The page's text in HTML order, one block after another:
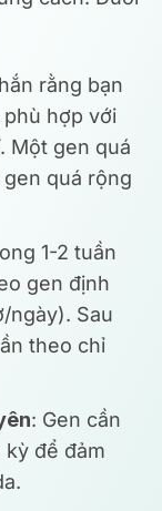
rằng bạn
hợp với
Một gen quá
quá rộng
1-2 tuần
gen định
ngày). Sau
theo chỉ
: Gen cần
kỳ để đảm